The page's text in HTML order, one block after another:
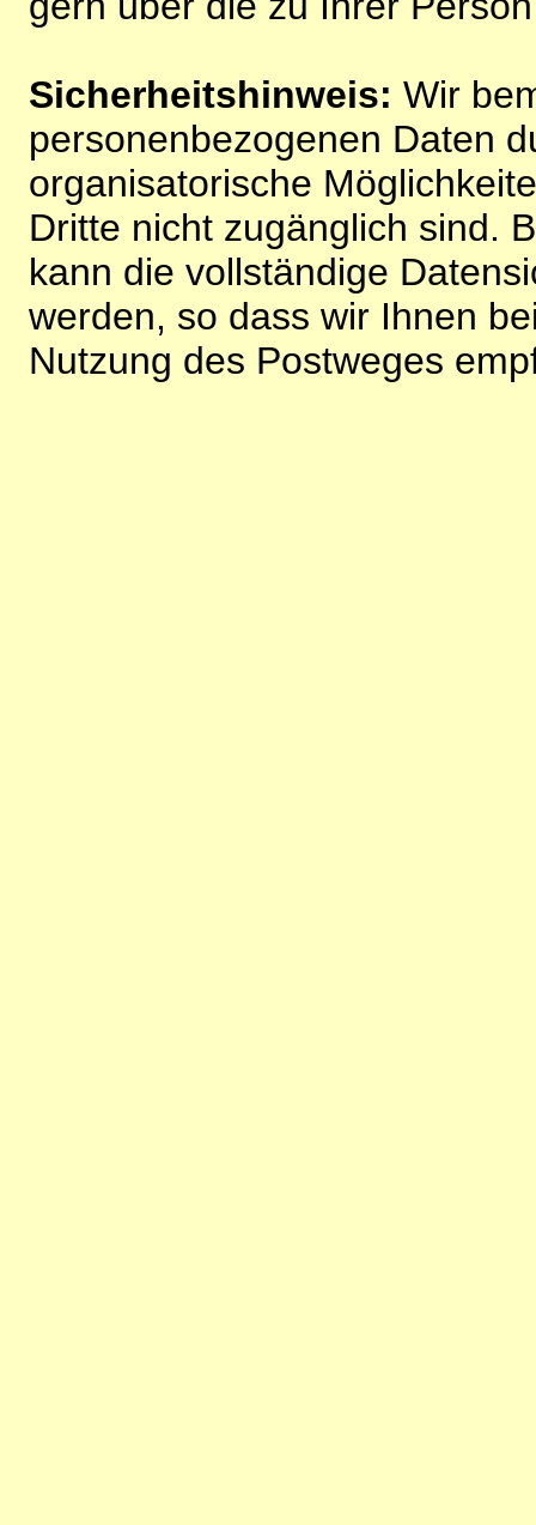
Sicherheitshinweis: Wir
personenbezogenen Daten
organisatorische
Dritte nicht zugänglich sind.
kann die vollständige
werden, so dass wir Ihnen
Nutzung des Postweges